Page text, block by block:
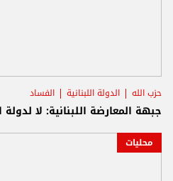
حزب الله الدولة اللبنانية الفساد
جبهة المعارضة اللبنانية: لا
محليات